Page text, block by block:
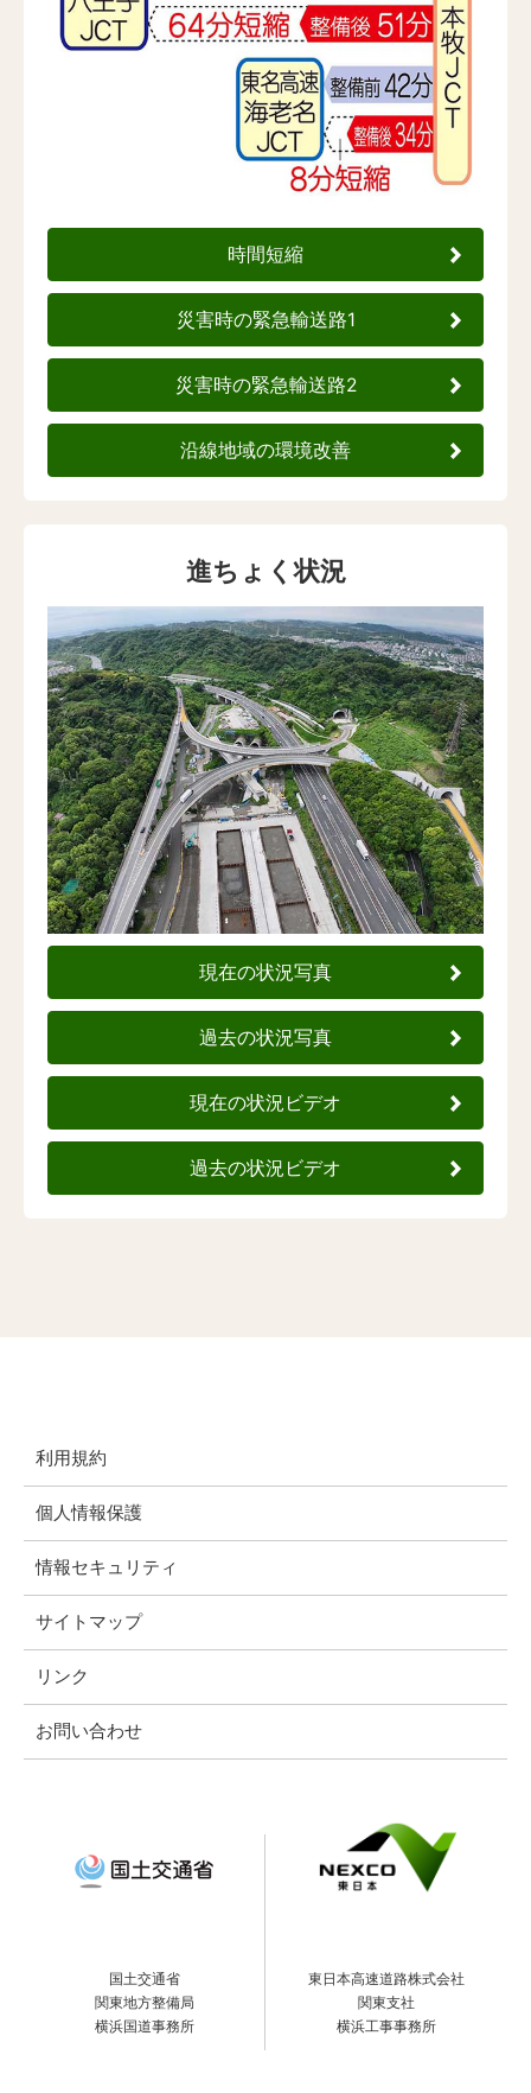
時間短縮
災害時の緊急輸送路1
災害時の緊急輸送路2
沿線地域の環境改善
進ちょく状況
現在の状況写真
過去の状況写真
現在の状況ビデオ
過去の状況ビデオ
利用規約
個人情報保護
情報セキュリティ
サイトマップ
リンク
お問い合わせ
国土交通省
関東地方整備局
横浜国道事務所
東日本高速道路株式会社
関東支社
横浜工事事務所